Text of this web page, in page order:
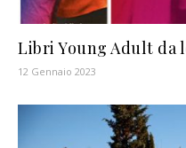
Libri Young Adult da
12 Gennaio 2023